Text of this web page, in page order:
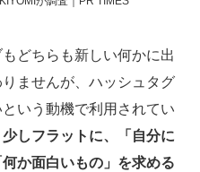
どちらも新しい何かに出
ませんが、ハッシュタグ
いう動機で利用されてい
しフラットに、「自分に
か面白いもの」を求める